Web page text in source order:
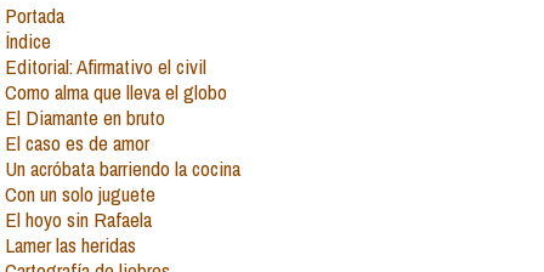
Portada
Índice
Editorial: Afirmativo el civil
Como alma que lleva el globo
El Diamante en bruto
El caso es de amor
Un acróbata barriendo la cocina
Con un solo juguete
El hoyo sin Rafaela
Lamer las heridas